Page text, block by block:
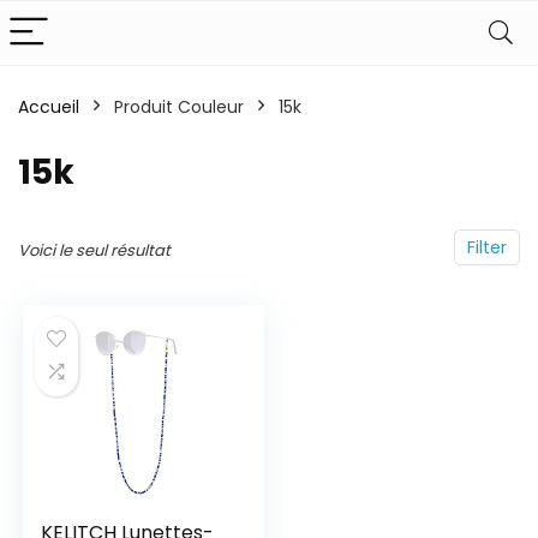
Accueil Produit Couleur 15k
15k
Filter
Voici le seul résultat